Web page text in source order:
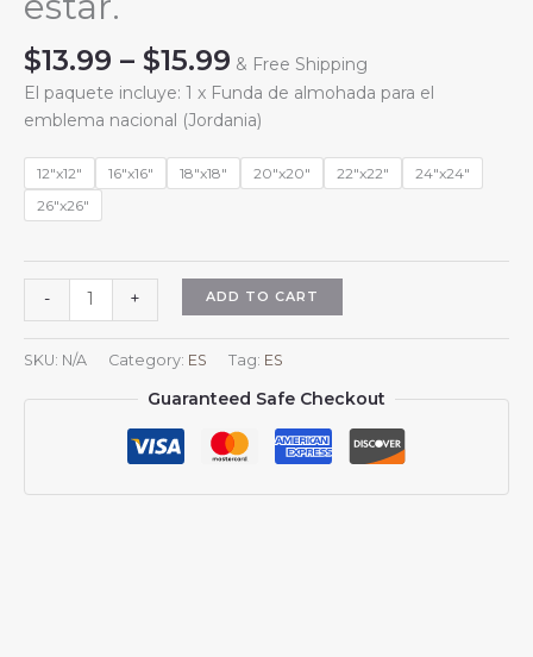
$13.99 – $15.99 Price
range:
$13.99
through
$15.99
& Free Shipping
El paquete incluye: 1 x Funda de almohada para el
emblema nacional (Jordania)
12"x12" 16"x16" 18"x18" 20"x20" 22"x22"
24"x24"
26"x26"
-
de
almohada
cuadradas
con
+ ADD TO CART
SKU: N/A Category: ES Tag: ES
Guaranteed Safe Checkout